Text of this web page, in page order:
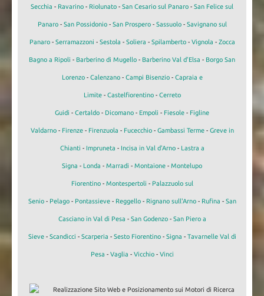
Secchia - Ravarino - Riolunato - San Cesario sul Panaro - San Felice sul
Panaro- San Possidonio- San Prospero- Sassuolo- Savignano sul
Panaro- Serramazzoni - Sestola - Soliera - Spilamberto- Vignola - Zocca
Bagno a Ripoli - Barberino di Mugello - Barberino Val d'Elsa - Borgo San
Lorenzo- Calenzano- Campi Bisenzio- Capraia e
Limite- Castelfiorentino- Cerreto
Guidi - Certaldo - Dicomano - Empoli - Fiesole - Figline
Valdarno- Firenze- Firenzuola - Fucecchio- Gambassi Terme- Greve in
Chianti - Impruneta - Incisa in Val d'Arno- Lastra a
Signa - Londa - Marradi - Montaione - Montelupo
Fiorentino- Montespertoli - Palazzuolo sul
Senio- Pelago- Pontassieve- Reggello- Rignano sull'Arno- Rufina - San
Casciano in Val di Pesa - San Godenzo- San Piero a
Sieve- Scandicci - Scarperia - Sesto Fiorentino- Signa - Tavarnelle Val di
Pesa - Vaglia - Vicchio- Vinci
Realizzazione Sito Web e Posizionamento sui Motori di Ricerca